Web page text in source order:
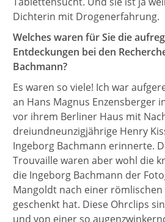
Dichterin mit Drogenerfahrung.
Welches waren für Sie die
Entdeckungen bei den
Bachmann?
Es waren so viele! Ich war
an Hans Magnus Enzensberger
vor ihrem Berliner Haus mit
dreiundneunzigjährige Henry
Ingeborg Bachmann erinnerte.
Trouvaille waren aber wohl die
die Ingeborg Bachmann der
Mangoldt nach einer
geschenkt hat. Diese Ohrclips
und von einer so